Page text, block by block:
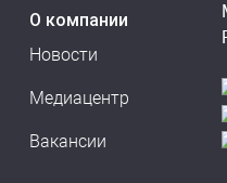
О компании
Новости
Медиацентр
Вакансии